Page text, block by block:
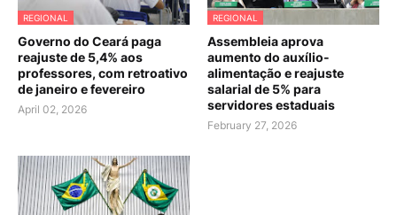
REGIONAL
Governo do Ceará paga
reajuste de 5,4% aos
professores, com retroativo
de janeiro e fevereiro
April 02, 2026
REGIONAL
Assembleia aprova
aumento do auxílio-
alimentação e reajuste
salarial de 5% para
servidores estaduais
February 27, 2026